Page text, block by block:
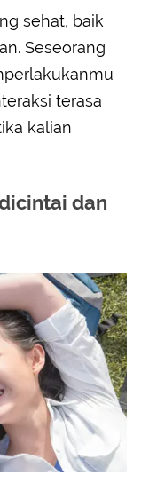
sehat, baik
Seseorang
terasa
kalian
dan